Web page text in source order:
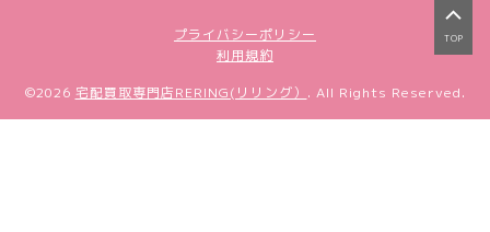
プライバシーポリシー
利用規約
TOP
©2026 宅配買取専門店RERING(リリング） . All Rights Reserved.